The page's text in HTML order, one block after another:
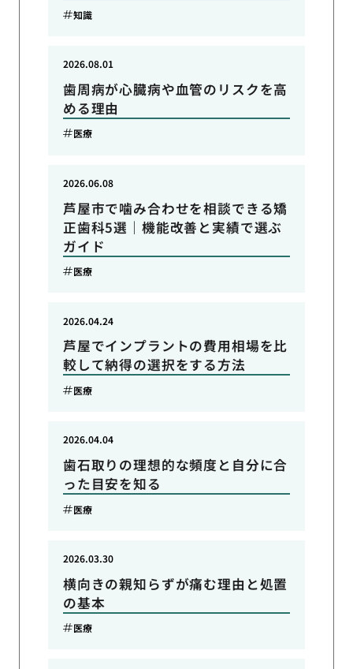
知識
歯周病が心臓病や血管のリスクを高
める理由
2026.08.01
医療
芦屋市で噛み合わせを相談できる矯
正歯科5選｜機能改善と実績で選ぶ
ガイド
2026.06.08
医療
芦屋でインプラントの費用相場を比
較して納得の選択をする方法
2026.04.24
医療
歯石取りの理想的な頻度と自分に合
った目安を知る
2026.04.04
医療
横向きの親知らずが痛む理由と処置
の基本
2026.03.30
医療